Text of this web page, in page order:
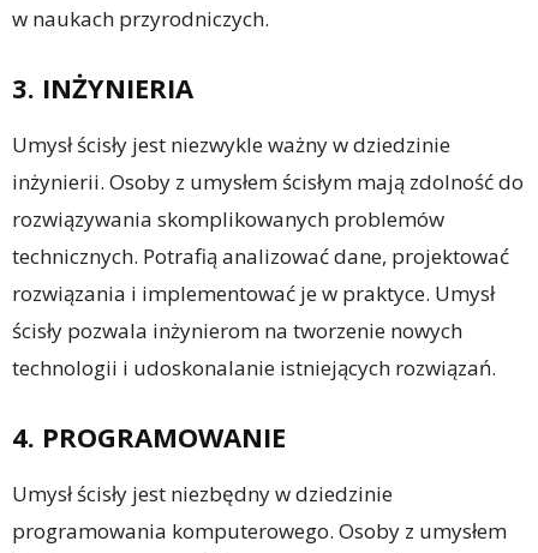
w naukach przyrodniczych.
3. INŻYNIERIA
Umysł ścisły jest niezwykle ważny w dziedzinie
inżynierii. Osoby z umysłem ścisłym mają zdolność do
rozwiązywania skomplikowanych problemów
technicznych. Potrafią analizować dane, projektować
rozwiązania i implementować je w praktyce. Umysł
ścisły pozwala inżynierom na tworzenie nowych
technologii i udoskonalanie istniejących rozwiązań.
4. PROGRAMOWANIE
Umysł ścisły jest niezbędny w dziedzinie
programowania komputerowego. Osoby z umysłem